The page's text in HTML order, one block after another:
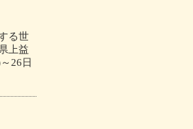
る世
上益
26日